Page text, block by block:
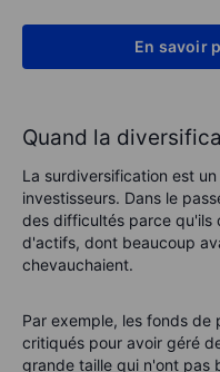
En savoir
Quand la
La surdiversification est
investisseurs. Dans le
des difficultés parce qu'ils
d'actifs, dont beaucoup
chevauchaient.
Par exemple, les fonds de
critiqués pour avoir géré
grande taille qui n'ont pas